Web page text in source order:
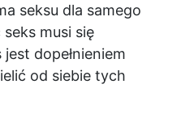
seksu dla samego
musi się
dopełnieniem
od siebie tych